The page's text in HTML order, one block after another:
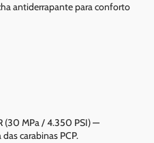
antiderrapante para conforto
(30 MPa / 4.350 PSI) —
carabinas PCP.